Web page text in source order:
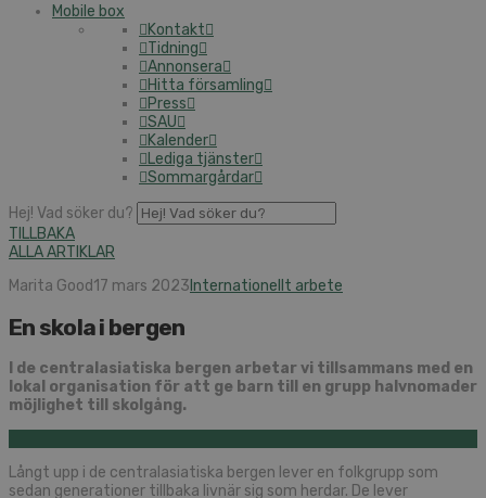
Mobile box
Kontakt
Tidning
Annonsera
Hitta församling
Press
SAU
Kalender
Lediga tjänster
Sommargårdar
Hej! Vad söker du?
TILLBAKA
ALLA ARTIKLAR
Marita Good17 mars 2023 Internationellt arbete
En skola i bergen
I de centralasiatiska bergen arbetar vi tillsammans med en
lokal organisation för att ge barn till en grupp halvnomader
möjlighet till skolgång.
Långt upp i de centralasiatiska bergen lever en folkgrupp som
sedan generationer tillbaka livnär sig som herdar. De lever